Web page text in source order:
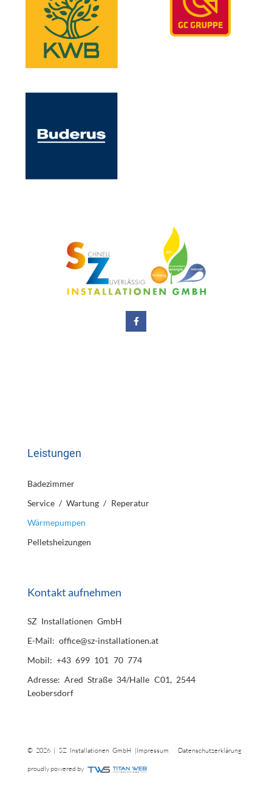
Leistungen
Badezimmer
Service / Wartung / Reperatur
Wärmepumpen
Pelletsheizungen
Kontakt aufnehmen
SZ Installationen GmbH
E-Mail: office@sz-installationen.at
Mobil: +43 699 101 70 774
Adresse: Ared Straße 34/Halle C01, 2544
Leobersdorf
© 2026 | SZ Installationen GmbH |Impressum Datenschutzerklärung
proudly powered by